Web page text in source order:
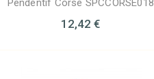
Pendentif Corse SPCCORSE018
12,42 €